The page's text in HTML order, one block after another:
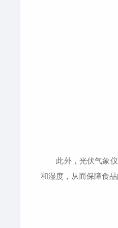
此外，光伏气象仪
和湿度，从而保障食品